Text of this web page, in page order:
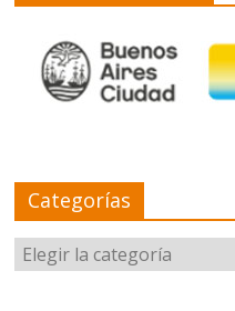
Categorías
Categorías